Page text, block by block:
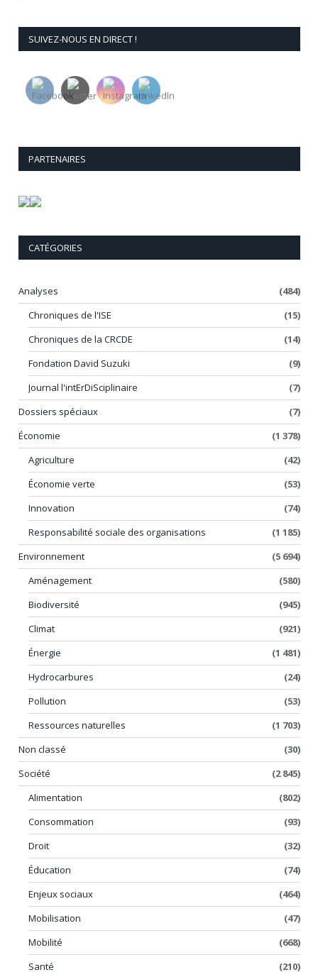
SUIVEZ-NOUS EN DIRECT !
PARTENAIRES
CATÉGORIES
Analyses
(484)
Chroniques de l'ISE
(15)
Chroniques de la CRCDE
(14)
Fondation David Suzuki
(9)
Journal l'intErDiSciplinaire
(7)
Dossiers spéciaux
(7)
Économie
(1 378)
Agriculture
(42)
Économie verte
(53)
Innovation
(74)
Responsabilité sociale des organisations
(1 185)
Environnement
(5 694)
Aménagement
(580)
Biodiversité
(945)
Climat
(921)
Énergie
(1 481)
Hydrocarbures
(24)
Pollution
(53)
Ressources naturelles
(1 703)
Non classé
(30)
Société
(2 845)
Alimentation
(802)
Consommation
(93)
Droit
(32)
Éducation
(74)
Enjeux sociaux
(464)
Mobilisation
(47)
Mobilité
(668)
Santé
(210)